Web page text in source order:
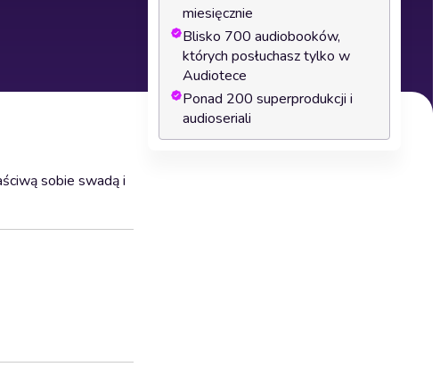
sobie swadą i
miesięcznie
Blisko 700 audiobooków,
których posłuchasz tylko w
Audiotece
Ponad 200 superprodukcji i
audioseriali